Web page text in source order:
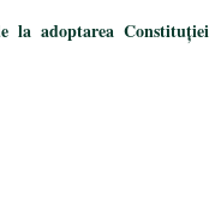
la adoptarea Constituției